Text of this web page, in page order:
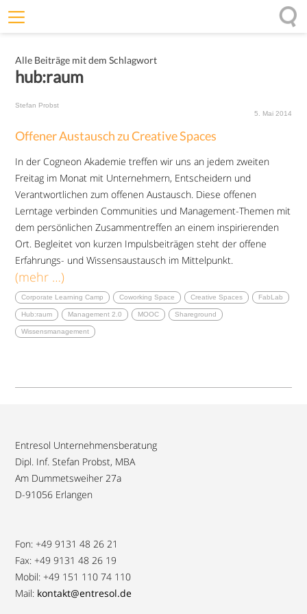
Offenheit
Ursprung
Impulse
Alle Beiträge mit dem Schlagwort
hub:raum
Stefan Probst
5. Mai 2014
Offener Austausch zu Creative Spaces
In der Cogneon Akademie treffen wir uns an jedem zweiten
Freitag im Monat mit Unternehmern, Entscheidern und
Verantwortlichen zum offenen Austausch. Diese offenen
Lerntage verbinden Communities und Management-Themen mit
dem persönlichen Zusammentreffen an einem inspirierenden
Ort. Begleitet von kurzen Impulsbeiträgen steht der offene
Erfahrungs- und Wissensaustausch im Mittelpunkt.
(mehr …)
Corporate Learning Camp Coworking Space Creative Spaces FabLab
Hub:raum Management 2.0 MOOC Shareground
Wissensmanagement
Entresol Unternehmensberatung
Dipl. Inf. Stefan Probst, MBA
Am Dummetsweiher 27a
D-91056 Erlangen
Fon: +49 9131 48 26 21
Fax: +49 9131 48 26 19
Mobil: +49 151 110 74 110
Mail: kontakt@entresol.de